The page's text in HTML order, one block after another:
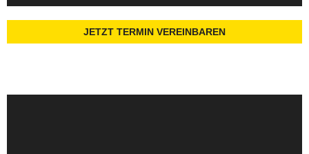
JETZT TERMIN VEREINBAREN